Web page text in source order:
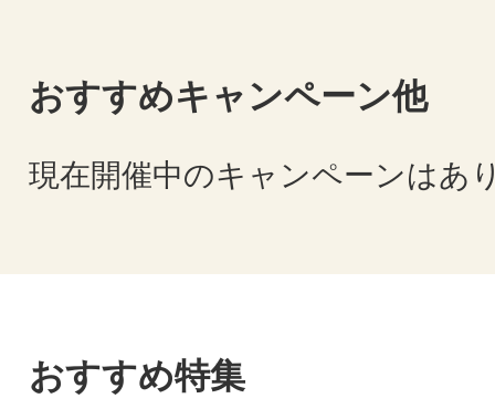
おすすめキャンペーン他
現在開催中のキャンペーンはあ
おすすめ特集